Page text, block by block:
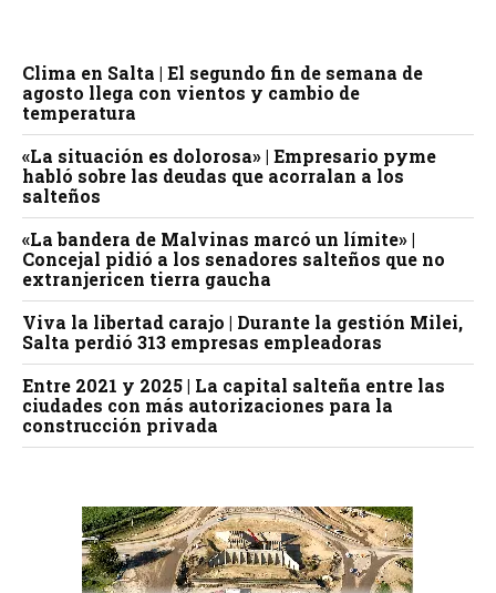
Clima en Salta | El segundo fin de semana de
agosto llega con vientos y cambio de
temperatura
«La situación es dolorosa» | Empresario pyme
habló sobre las deudas que acorralan a los
salteños
«La bandera de Malvinas marcó un límite» |
Concejal pidió a los senadores salteños que no
extranjericen tierra gaucha
Viva la libertad carajo | Durante la gestión Milei,
Salta perdió 313 empresas empleadoras
Entre 2021 y 2025 | La capital salteña entre las
ciudades con más autorizaciones para la
construcción privada